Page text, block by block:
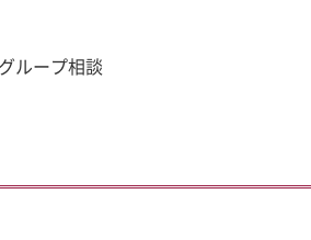
ループ相談